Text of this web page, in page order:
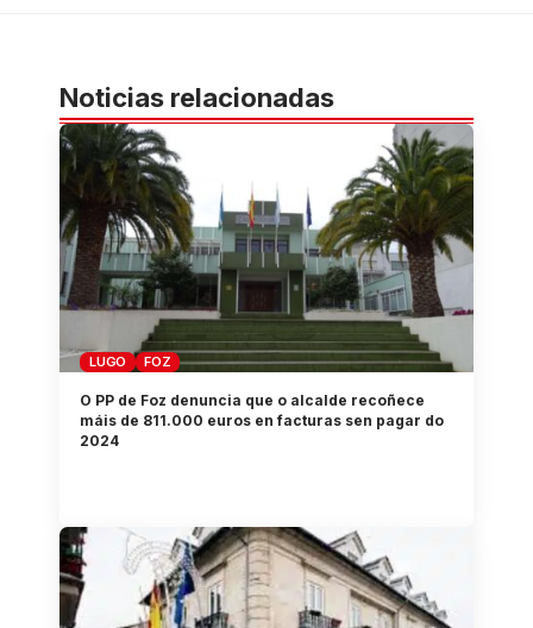
Noticias relacionadas
LUGO FOZ
O PP de Foz denuncia que o alcalde recoñece
máis de 811.000 euros en facturas sen pagar do
2024